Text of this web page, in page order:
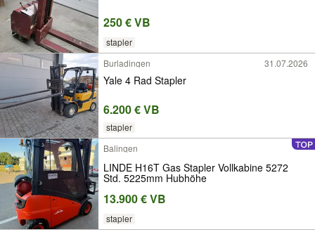
250 € VB
stapler
Burladingen
31.07.2026
Yale 4 Rad Stapler
6.200 € VB
stapler
Balingen
LINDE H16T Gas Stapler Vollkabine 5272
Std. 5225mm Hubhöhe
13.900 € VB
stapler